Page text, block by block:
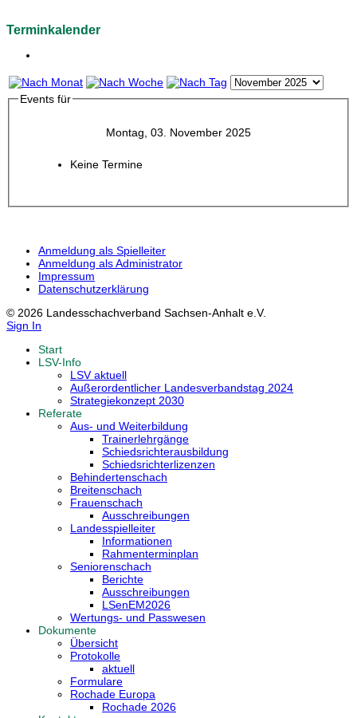
Terminkalender
Events für
Montag, 03. November 2025
Keine Termine
Anmeldung als Spielleiter
Anmeldung als Administrator
Impressum
Datenschutzerklärung
© 2026 Landesschachverband Sachsen-Anhalt e.V.
Sign In
Start
LSV-Info
LSV aktuell
Außerordentlicher Landesverbandstag 2024
Strategiekonzept 2030
Referate
Aus- und Weiterbildung
Trainerlehrgänge
Schiedsrichterausbildung
Schiedsrichterlizenzen
Behindertenschach
Breitenschach
Frauenschach
Ausschreibungen
Landesspielleiter
Informationen
Rahmenterminplan
Seniorenschach
Berichte
Ausschreibungen
LSenEM2026
Wertungs- und Passwesen
Dokumente
Übersicht
Protokolle
aktuell
Formulare
Rochade Europa
Rochade 2026